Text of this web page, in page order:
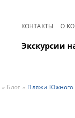
КОНТАКТЫ О
Экскурсии
Блог Пляжи Южного